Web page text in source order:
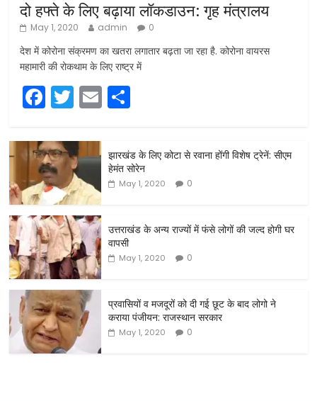
दो हफ्ते के लिए बढ़ाया लॉकडाउन: गृह मंत्रालय
May 1, 2020 admin 0
देश में कोरोना संक्रमण का खतरा लगातार बढ़ता जा रहा है. कोरोना वायरस
महामारी की रोकथाम के लिए राष्ट्र में
F
a
c
e
b
o
o
k
T
w
itt
er
E
m
ar
e
झारखंड के लिए कोटा से रवाना होंगी विशेष ट्रेनें: सीएम
हेमंत सोरेन
May 1, 2020 0
उत्तराखंड के अन्य राज्यों में फंसे लोगों की जल्द होगी घर
वापसी
May 1, 2020 0
प्रवासियों व मजदूरों को दी गई छूट के बाद लोगो ने
कराया पंजीयन: राजस्थान सरकार
May 1, 2020 0